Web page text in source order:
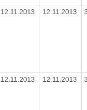
12.11.2013 12.11.2013
12.11.2013 12.11.2013